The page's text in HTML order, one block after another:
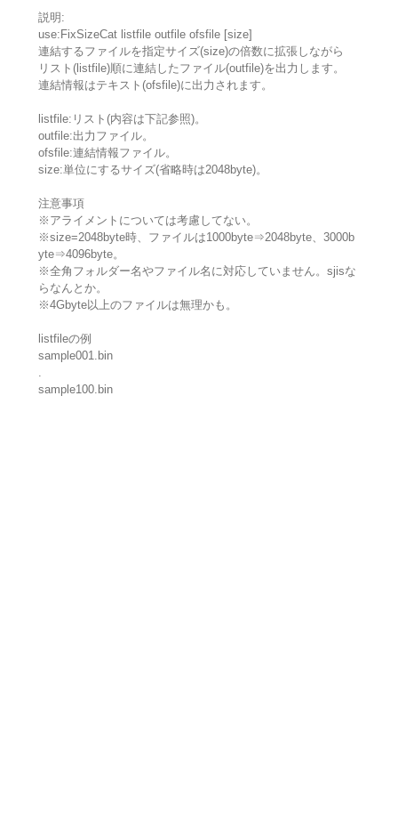
説明:
use:FixSizeCat listfile outfile ofsfile [size]
連結するファイルを指定サイズ(size)の倍数に拡張しながら
リスト(listfile)順に連結したファイル(outfile)を出力します。
連結情報はテキスト(ofsfile)に出力されます。
listfile:リスト(内容は下記参照)。
outfile:出力ファイル。
ofsfile:連結情報ファイル。
size:単位にするサイズ(省略時は2048byte)。
注意事項
※アライメントについては考慮してない。
※size=2048byte時、ファイルは1000byte⇒2048byte、3000b
yte⇒4096byte。
※全角フォルダー名やファイル名に対応していません。sjisな
らなんとか。
※4Gbyte以上のファイルは無理かも。
listfileの例
sample001.bin
.
sample100.bin